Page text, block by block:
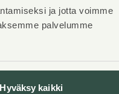
ja jotta voimme
palvelumme
Hyväksy kaikki